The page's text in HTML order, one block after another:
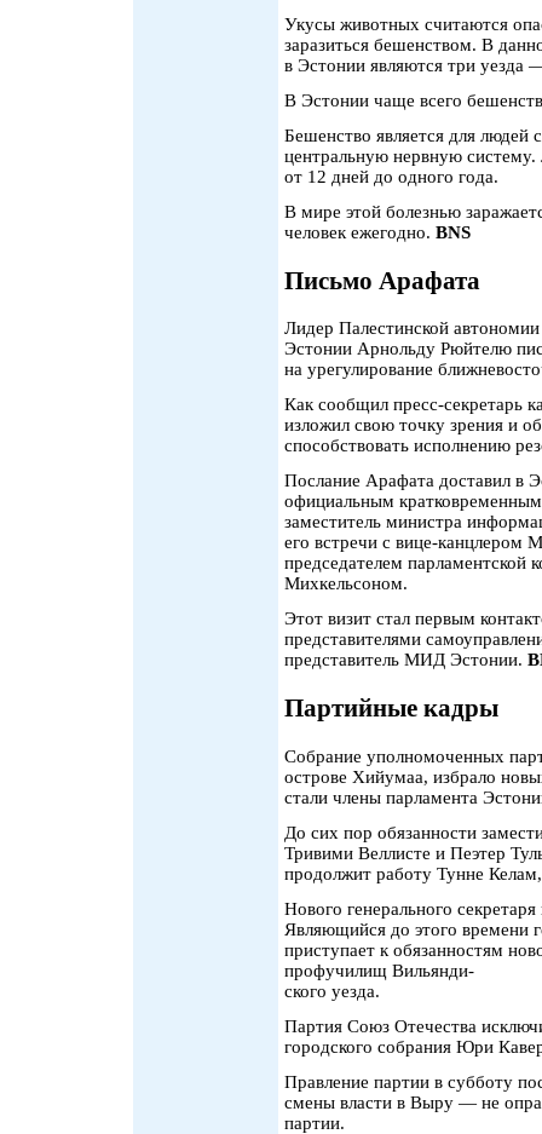
Укусы животных считаются
заразиться бешенством. В
в Эстонии являются три
В Эстонии чаще всего
Бешенство является для
центральную нервную
от 12 дней до одного года.
В мире этой болезнью
человек ежегодно. BNS
Письмо Арафата
Лидер Палестинской
Эстонии Арнольду Рюйтелю
на урегулирование
Как сообщил пресс-секретарь
изложил свою точку зрения и
способствовать исполнению
Послание Арафата доставил в
официальным
заместитель министра
его встречи с вице-
председателем
Михкельсоном.
Этот визит стал первым
представителями
представитель МИД Эстонии.
Партийные кадры
Собрание уполномоченных
острове Хийумаа, избрало
стали члены парламента
До сих пор обязанности
Тривими Веллисте и Пеэтер
продолжит работу Тунне
Нового генерального
Являющийся до этого времени
приступает к обязанностям
профучилищ Вильянди-
ского уезда.
Партия Союз Отечества
городского собрания Юри
Правление партии в субботу
смены власти в Выру — не
партии.